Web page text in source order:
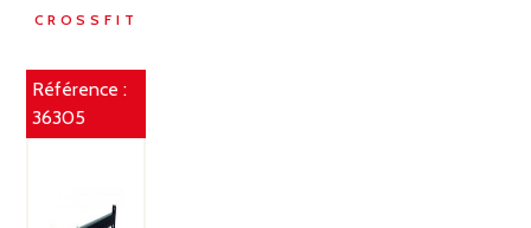
CROSSFIT
Référence :
36305